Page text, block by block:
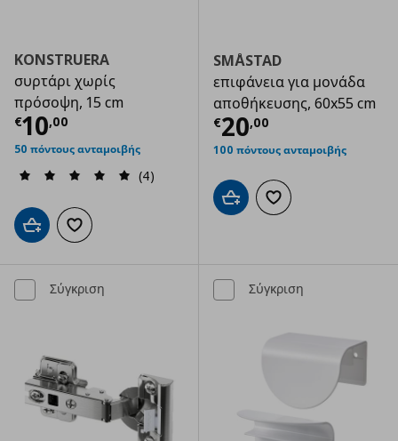
KONSTRUERA
συρτάρι χωρίς
πρόσοψη, 15 cm
€10,00
Τρέχουσα τιμή € 10,00
50 πόντους ανταμοιβής
(4)
Προσθήκη στο καλάθι
Προσθήκη στα αγαπημένα
SMÅSTAD
επιφάνεια για μονάδα
αποθήκευσης, 60x55 cm
€20,00
Τρέχουσα
100 πόντους ανταμοιβής
Προσθήκη στο καλάθι
Προσθήκη στα
Σύγκριση Σύγκριση